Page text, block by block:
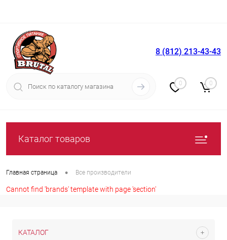
Вход Регистрация
8 (812) 213-43-43
0 0
Каталог товаров
Главная страница • Все производители
Cannot find 'brands' template with page 'section'
КАТАЛОГ